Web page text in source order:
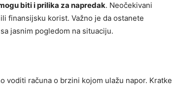
biti i prilika za napredak. Neočekivani
finansijsku korist. Važno je da ostanete
jasnim pogledom na situaciju.
voditi računa o brzini kojom ulažu napor. Kratke